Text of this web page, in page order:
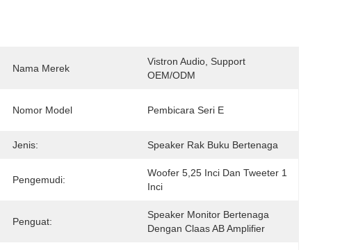
Nama Merek
Vistron Audio, Support
OEM/ODM
Nomor Model Pembicara Seri E
Jenis: Speaker Rak Buku Bertenaga
Pengemudi:
Woofer 5,25 Inci Dan Tweeter 1
Inci
Penguat:
Speaker Monitor Bertenaga
Dengan Claas AB Amplifier